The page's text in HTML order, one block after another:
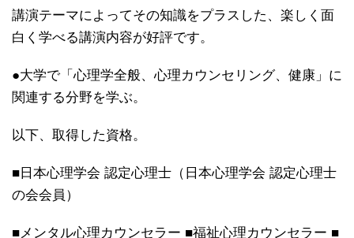
講演テーマによってその知識をプラスした、楽しく面
白く学べる講演内容が好評です。
●大学で「心理学全般、心理カウンセリング、健康」に
関連する分野を学ぶ。
以下、取得した資格。
■日本心理学会 認定心理士（日本心理学会 認定心理士
の会会員）
■メンタル心理カウンセラー ■福祉心理カウンセラー ■